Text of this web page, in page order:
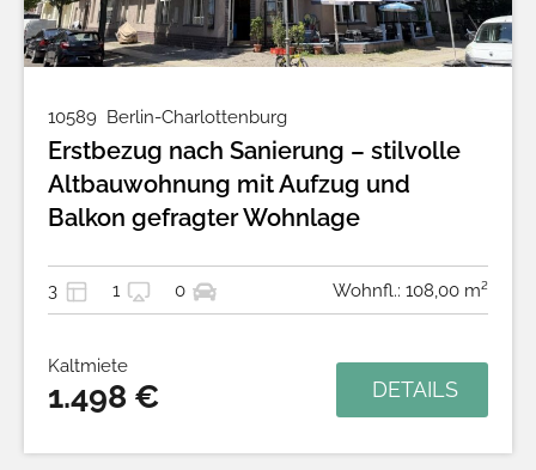
10589 Berlin-Charlottenburg
Erstbezug nach Sanierung – stilvolle
Altbauwohnung mit Aufzug und
Balkon gefragter Wohnlage
3 1 0 Wohnfl.: 108,00 m²
Kaltmiete
1.498 € DETAILS